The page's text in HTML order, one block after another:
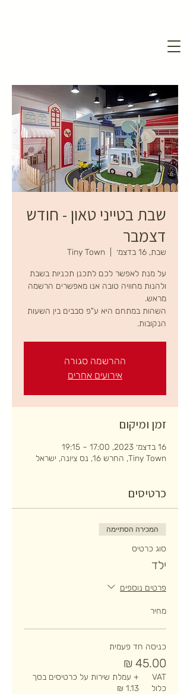
שבת בטייני טאון - חודש
דצמבר
שבת, 16 בדצמ׳ Tiny Town
על מנת לאפשר לכם לתכנן תכניות בשבת
ולהנות מחוויה טובה אנו מאפשרים הרשמה
השהות במתחם היא ע"פ סבבים בין השעות
הנקובות.
ההרשמה סגורה
אירועים אחרים
זמן ומיקום
16 בדצמ׳ 2023, 17:00 – 19:15
Tiny Town, החרש 16, נס ציונה, ישראל
כרטיסים
המכירה הסתיימה
סוג כרטיס
ילד
פרטים נוספים
מחיר
כניסה חד פעמית
VAT
כלול
+ עמלת שירות על כרטיסים בסך
‏1.13 ‏₪